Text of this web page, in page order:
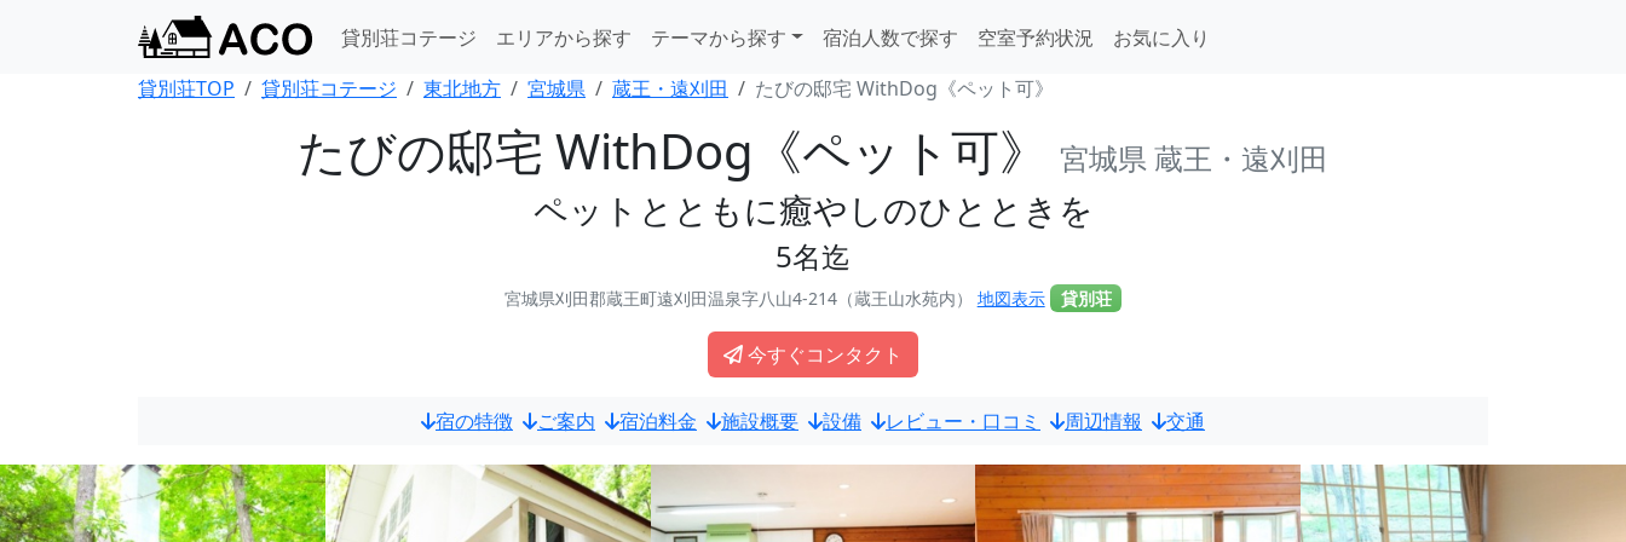
貸別荘コテージ エリアから探す テーマから探す 宿泊人数で探す 空室予約状況
お気に入り
貸別荘TOP
貸別荘コテージ 東北地方 宮城県 蔵王・遠刈田 たびの邸宅 WithDog《ペット可》
たびの邸宅 WithDog《ペット可》 宮城県 蔵王・遠刈田
ペットとともに癒やしのひとときを
5名迄
宮城県刈田郡蔵王町遠刈田温泉字八山4-214（蔵王山水苑内） 地図表示 貸別荘
今すぐコンタクト
宿の特徴 ご案内 宿泊料金 施設概要 設備 レビュー・口コミ 周辺情報 交通